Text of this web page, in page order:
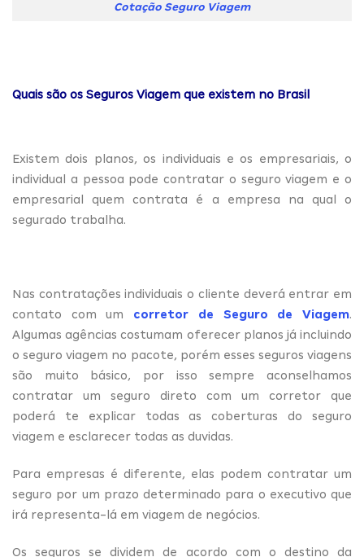
Cotação Seguro Viagem
Quais são os Seguros Viagem que existem no Brasil
Existem dois planos, os individuais e os empresariais, o
individual a pessoa pode contratar o seguro viagem e o
empresarial quem contrata é a empresa na qual o
segurado trabalha.
Nas contratações individuais o cliente deverá entrar em
contato com um corretor de Seguro de Viagem.
Algumas agências costumam oferecer planos já incluindo
o seguro viagem no pacote, porém esses seguros viagens
são muito básico, por isso sempre aconselhamos
contratar um seguro direto com um corretor que
poderá te explicar todas as coberturas do seguro
viagem e esclarecer todas as duvidas.
Para empresas é diferente, elas podem contratar um
seguro por um prazo determinado para o executivo que
irá representa-lá em viagem de negócios.
Os seguros se dividem de acordo com o destino da